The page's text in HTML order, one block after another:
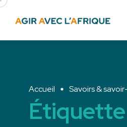
Accueil Savoirs &
Étiquette